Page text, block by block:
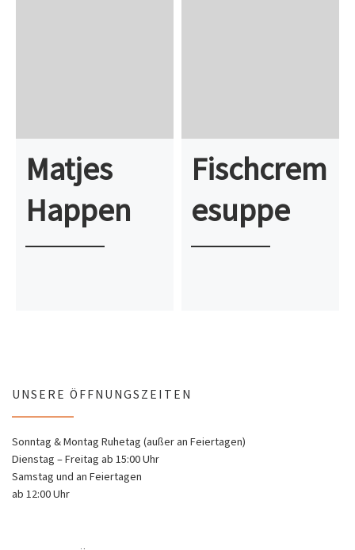
Matjes
Happen
Fischcrem
esuppe
UNSERE ÖFFNUNGSZEITEN
Sonntag & Montag Ruhetag (außer an Feiertagen)
Dienstag – Freitag ab 15:00 Uhr
Samstag und an Feiertagen
ab 12:00 Uhr